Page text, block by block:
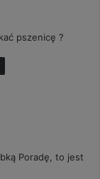
pszenicę ?
Poradę, to jest